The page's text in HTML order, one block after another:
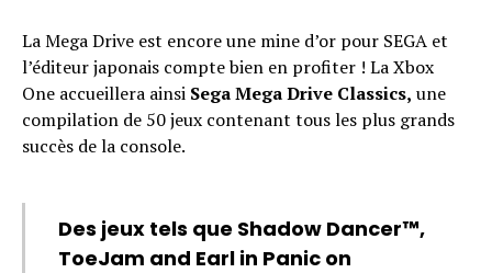
La Mega Drive est encore une mine d’or pour SEGA et
l’éditeur japonais compte bien en profiter ! La Xbox
One accueillera ainsi Sega Mega Drive Classics, une
compilation de 50 jeux contenant tous les plus grands
succès de la console.
Des jeux tels que Shadow Dancer™,
ToeJam and Earl in Panic on